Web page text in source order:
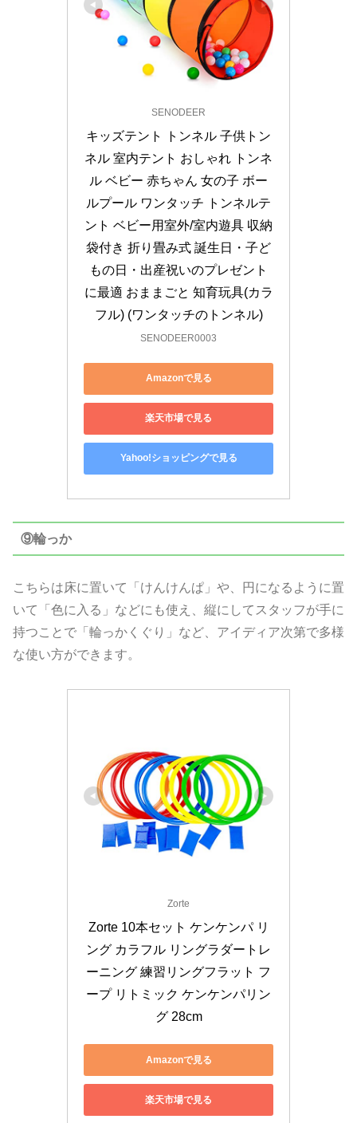
SENODEER
キッズテント トンネル 子供トン
ネル 室内テント おしゃれ トンネ
ル ベビー 赤ちゃん 女の子 ボー
ルプール ワンタッチ トンネルテ
ント ベビー用室外/室内遊具 収納
袋付き 折り畳み式 誕生日・子ど
もの日・出産祝いのプレゼント
に最適 おままごと 知育玩具(カラ
フル) (ワンタッチのトンネル)
SENODEER0003
Amazonで見る
楽天市場で見る
Yahoo!ショッピングで見る
⑨輪っか
こちらは床に置いて「けんけんぱ」や、円になるように置
いて「色に入る」などにも使え、縦にしてスタッフが手に
持つことで「輪っかくぐり」など、アイディア次第で多様
な使い方ができます。
Zorte
Zorte 10本セット ケンケンパ リ
ング カラフル リングラダートレ
ーニング 練習リングフラット フ
ープ リトミック ケンケンパリン
グ 28cm
Amazonで見る
楽天市場で見る